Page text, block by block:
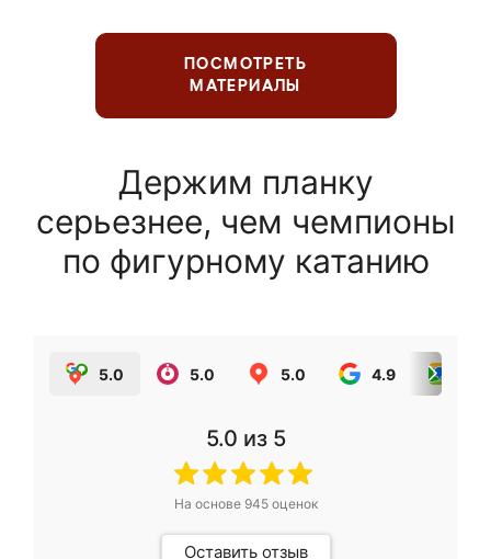
ПОСМОТРЕТЬ
МАТЕРИАЛЫ
Держим планку
серьезнее, чем чемпионы
по фигурному катанию
5.0 5.0 5.0 4.9
5.0 из 5
На основе 945оценок
Оставить отзыв